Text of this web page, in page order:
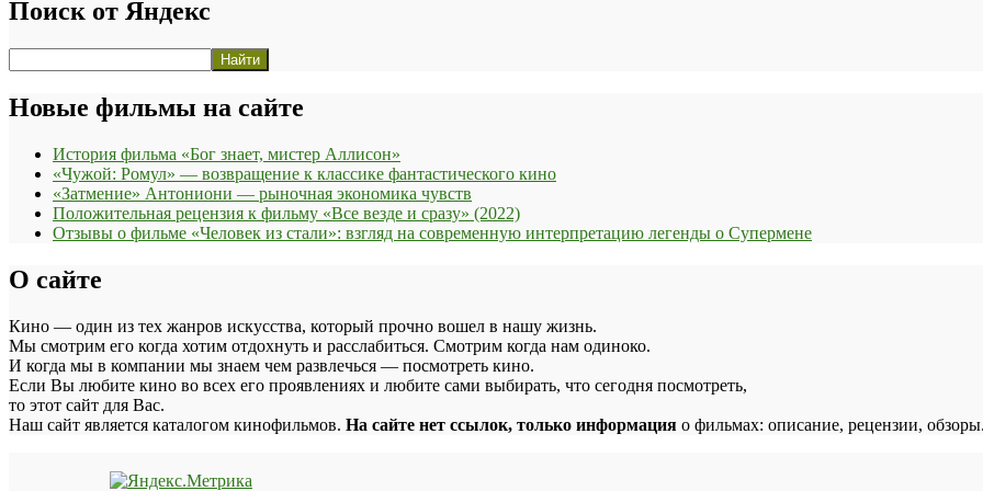
Поиск от Яндекс
Новые фильмы на сайте
История фильма «Бог знает, мистер Аллисон»
«Чужой: Ромул» — возвращение к классике фантастического кино
«Затмение» Антониони — рыночная экономика чувств
Положительная рецензия к фильму «Все везде и сразу» (2022)
Отзывы о фильме «Человек из стали»: взгляд на современную интерпретацию легенды о Супермене
О сайте
Кино — один из тех жанров искусства, который прочно вошел в нашу жизнь.
Мы смотрим его когда хотим отдохнуть и расслабиться. Смотрим когда нам одиноко.
И когда мы в компании мы знаем чем развлечься — посмотреть кино.
Если Вы любите кино во всех его проявлениях и любите сами выбирать, что сегодня посмотреть,
то этот сайт для Вас.
Наш сайт является каталогом кинофильмов. На сайте нет ссылок, только информация о фильмах: описание, рецензии,